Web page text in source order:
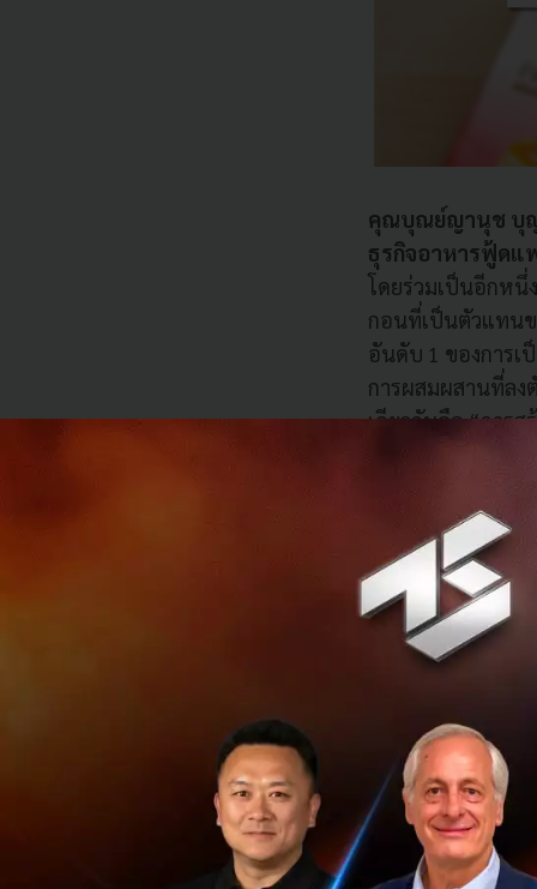
คุณบุณย์ญานุช บุญ
ธุรกิจอาหารฟู้ด
โดยร่วมเป็นอีกหนึ่
กอนที่เป็นตัวแทนข
อันดับ 1 ของการเ
การผสมผสานที่ลง
เดียวกันคือ “การ
มากกว่าการคำนึ
คุณตง ธีระนุสรณ์
คอร์ปอเรชั่น จำกัด
คนไทยที่ว่างงาน
เรียนรู้ธุรกิจออน
เน้นไปที่ผู้ได้รับผ
เฟสถัดไปของกา
มาครีเอทเป็นเบเ